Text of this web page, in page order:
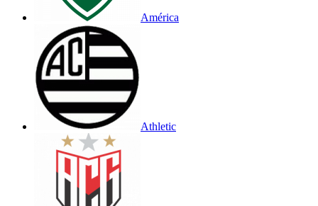
América
Athletic